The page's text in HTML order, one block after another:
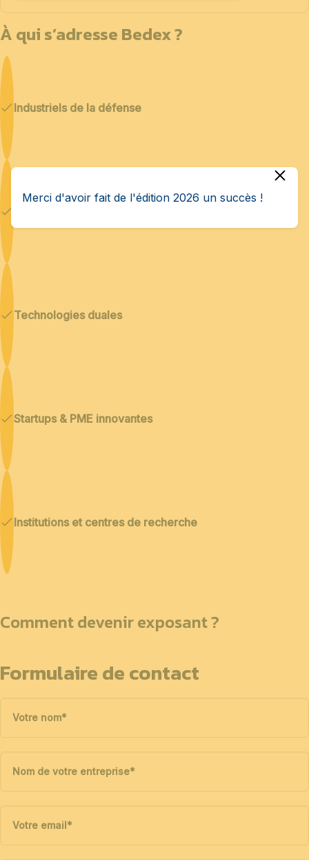
À qui s’adresse Bedex ?
Industriels de la défense
Technologies duales
Startups & PME innovantes
Institutions et centres de recherche
Comment devenir exposant ?
Formulaire de contact
Votre nom*
Nom de votre entreprise*
Votre email*
Merci d'avoir fait de l'édition 2026 un succès !